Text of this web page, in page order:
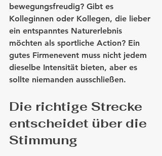
bewegungsfreudig? Gibt es
Kolleginnen oder Kollegen, die lieber
ein entspanntes Naturerlebnis
möchten als sportliche Action? Ein
gutes Firmenevent muss nicht jedem
dieselbe Intensität bieten, aber es
sollte niemanden ausschließen.
Die richtige Strecke
entscheidet über die
Stimmung